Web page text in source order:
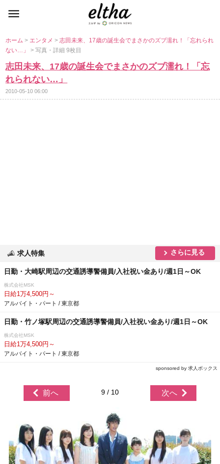
ホーム> エンタメ>志田未来、17歳の誕生会でまさかのズブ濡れ！「忘れられ
ない…」> 写真・詳細 9枚目
志田未来、17歳の誕生会でまさかのズブ濡れ！「忘
れられない…」
2010-05-10 06:00
求人特集 さらに見る
日勤・大崎駅周辺の交通誘導警備員/入社祝い金あり/週1日～OK
株式会社MSK
日給1万4,500円～
アルバイト・パート / 東京都
日勤・竹ノ塚駅周辺の交通誘導警備員/入社祝い金あり/週1日～OK
株式会社MSK
日給1万4,500円～
アルバイト・パート / 東京都
sponsored by 求人ボックス
前へ 9 / 10 次へ